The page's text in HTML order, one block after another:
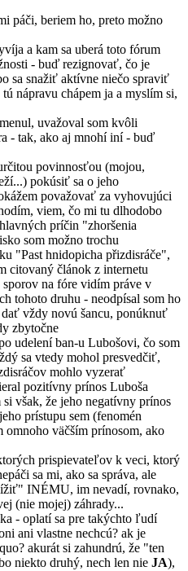
páči, beriem ho, preto možno
a kam sa uberá toto fórum
- buď rezignovať, čo je
sa snažiť aktívne niečo spraviť
nápravu chápem ja a myslím si,
uvažoval som kvôli
- tak, ako aj mnohí iní - buď
povinnosťou (mojou,
pokúsiť sa o jeho
považovať za vyhovujúci
viem, čo mi tu dlhodobo
príčin "zhoršenia
som možno trochu
"Past hnidopicha přizdisráče",
citovaný článok z internetu
na fóre vidím práve v
tohoto druhu - neodpísal som ho
vždy novú šancu, ponúknuť
zbytočne
udelení ban-u Lubošovi, čo som
sa vtedy mohol presvedčiť,
mohlo vyzerať
pozitívny prínos Luboša
však, že jeho negatívny prínos
prístupu sem (fenomén
väčším prínosom, ako
prispievateľov k veci, ktorý
sa mi, ako sa správa, ale
INÉMU, im nevadí, rovnako,
(nie mojej) záhrady...
- oplatí sa pre takýchto ľudí
ani vlastne nechcú? ak je
akurát si zahundrú, že "ten
niekto druhý, nech len nie JA),